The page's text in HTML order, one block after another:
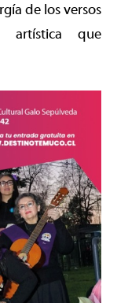
de los versos
artística que